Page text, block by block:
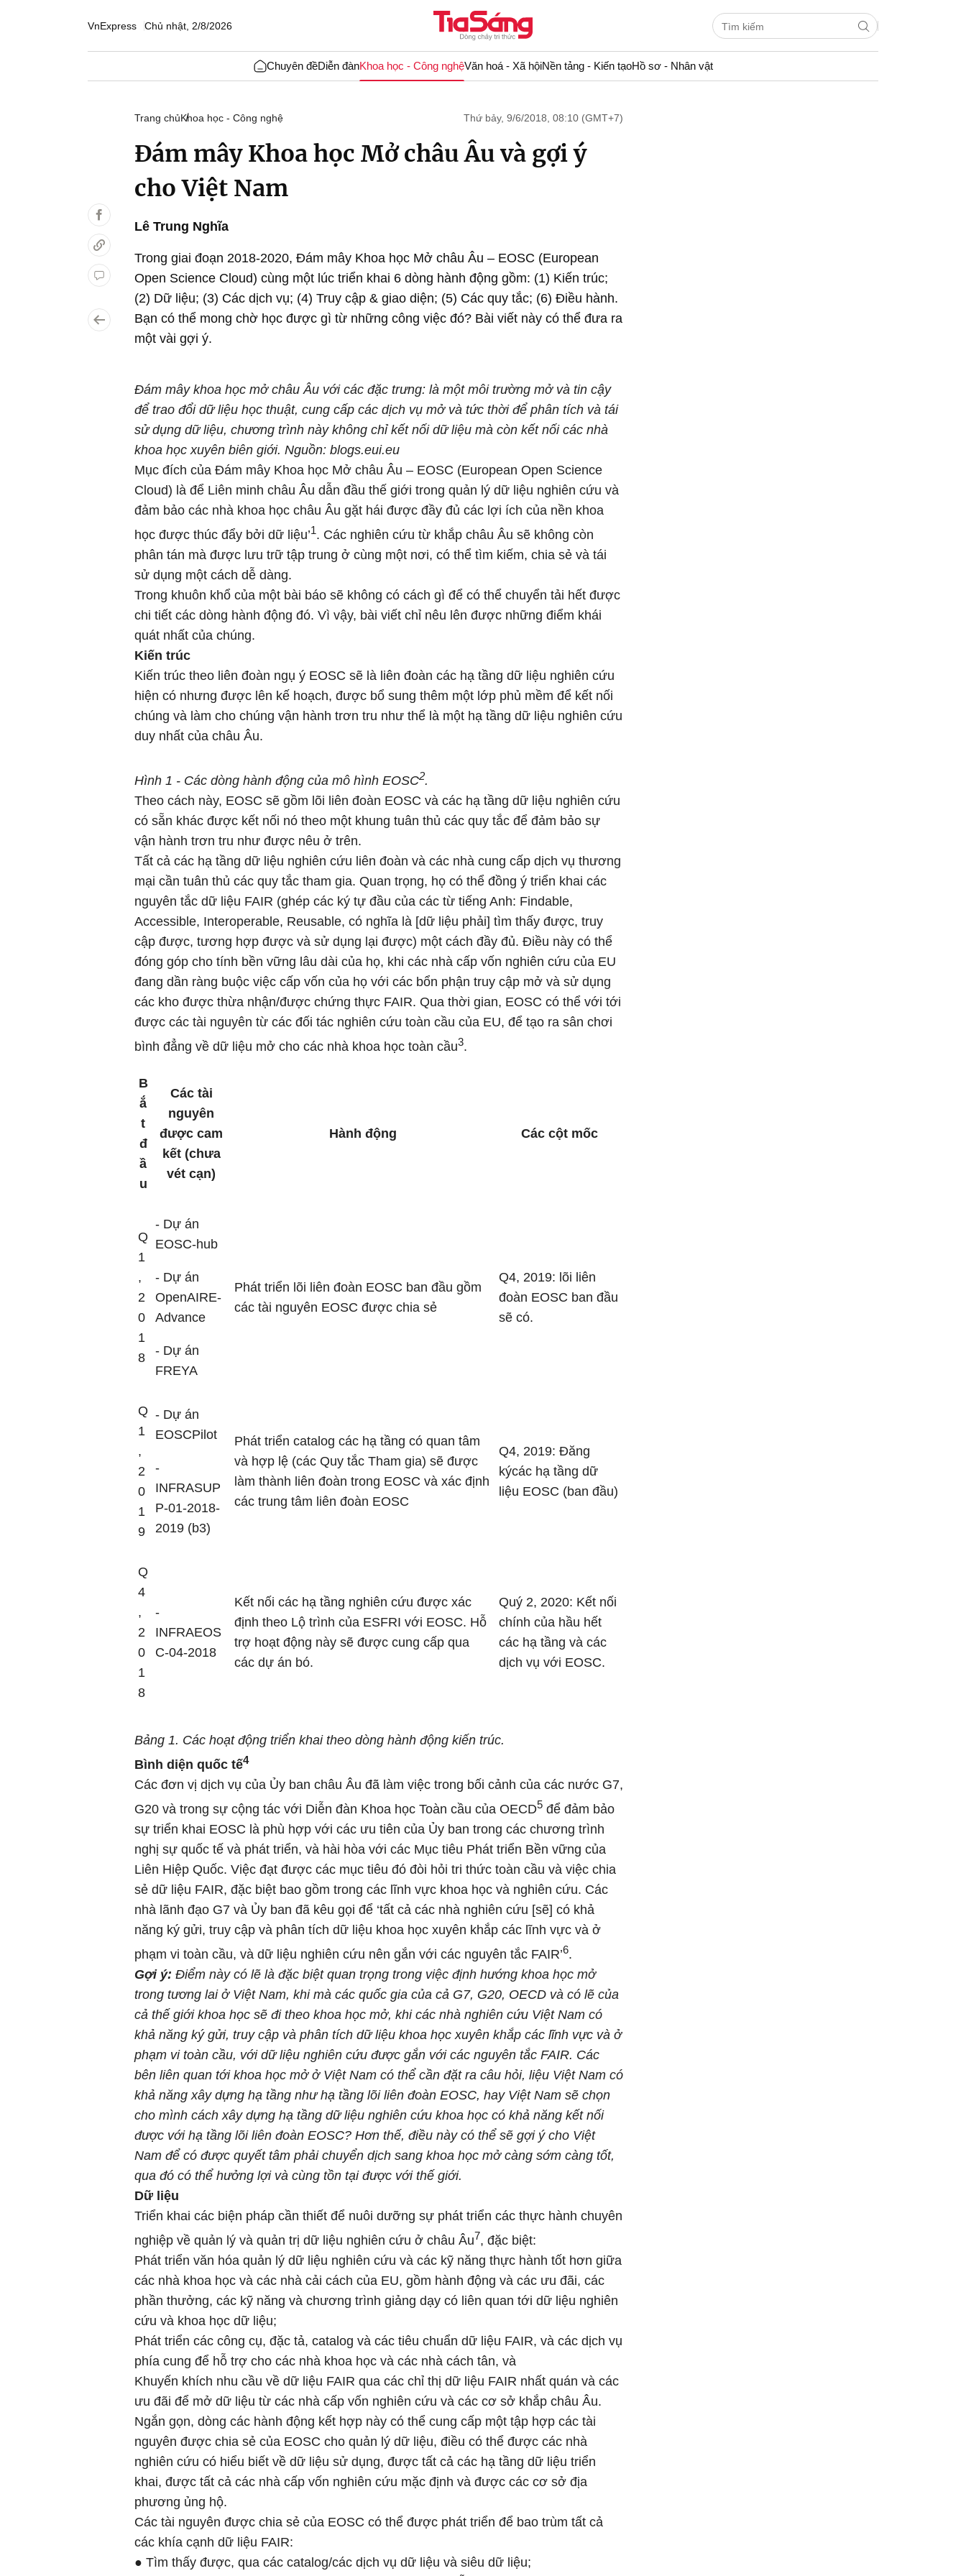
VnExpress Chủ nhật, 2/8/2026
Chuyên đềDiễn đànKhoa học - Công nghệVăn hoá - Xã hộiNền tảng - Kiến tạoHồ sơ - Nhân vật
Trang chủKhoa học - Công nghệ Thứ bảy, 9/6/2018, 08:10 (GMT+7)
Đám mây Khoa học Mở châu Âu và gợi ý
cho Việt Nam
Lê Trung Nghĩa
Trong giai đoạn 2018-2020, Đám mây Khoa học Mở châu Âu – EOSC (European
Open Science Cloud) cùng một lúc triển khai 6 dòng hành động gồm: (1) Kiến trúc;
(2) Dữ liệu; (3) Các dịch vụ; (4) Truy cập & giao diện; (5) Các quy tắc; (6) Điều hành.
Bạn có thể mong chờ học được gì từ những công việc đó? Bài viết này có thể đưa ra
một vài gợi ý.
Đám mây khoa học mở châu Âu với các đặc trưng: là một môi trường mở và tin cậy
để trao đổi dữ liệu học thuật, cung cấp các dịch vụ mở và tức thời để phân tích và tái
sử dụng dữ liệu, chương trình này không chỉ kết nối dữ liệu mà còn kết nối các nhà
khoa học xuyên biên giới. Nguồn: blogs.eui.eu
Mục đích của Đám mây Khoa học Mở châu Âu – EOSC (European Open Science
Cloud) là để Liên minh châu Âu dẫn đầu thế giới trong quản lý dữ liệu nghiên cứu và
đảm bảo các nhà khoa học châu Âu gặt hái được đầy đủ các lợi ích của nền khoa
học được thúc đẩy bởi dữ liệu’1. Các nghiên cứu từ khắp châu Âu sẽ không còn
phân tán mà được lưu trữ tập trung ở cùng một nơi, có thể tìm kiếm, chia sẻ và tái
sử dụng một cách dễ dàng.
Trong khuôn khổ của một bài báo sẽ không có cách gì để có thể chuyển tải hết được
chi tiết các dòng hành động đó. Vì vậy, bài viết chỉ nêu lên được những điểm khái
quát nhất của chúng.
Kiến trúc
Kiến trúc theo liên đoàn ngụ ý EOSC sẽ là liên đoàn các hạ tầng dữ liệu nghiên cứu
hiện có nhưng được lên kế hoạch, được bổ sung thêm một lớp phủ mềm để kết nối
chúng và làm cho chúng vận hành trơn tru như thể là một hạ tầng dữ liệu nghiên cứu
duy nhất của châu Âu.
Hình 1 - Các dòng hành động của mô hình EOSC2.
Theo cách này, EOSC sẽ gồm lõi liên đoàn EOSC và các hạ tầng dữ liệu nghiên cứu
có sẵn khác được kết nối nó theo một khung tuân thủ các quy tắc để đảm bảo sự
vận hành trơn tru như được nêu ở trên.
Tất cả các hạ tầng dữ liệu nghiên cứu liên đoàn và các nhà cung cấp dịch vụ thương
mại cần tuân thủ các quy tắc tham gia. Quan trọng, họ có thể đồng ý triển khai các
nguyên tắc dữ liệu FAIR (ghép các ký tự đầu của các từ tiếng Anh: Findable,
Accessible, Interoperable, Reusable, có nghĩa là [dữ liệu phải] tìm thấy được, truy
cập được, tương hợp được và sử dụng lại được) một cách đầy đủ. Điều này có thể
đóng góp cho tính bền vững lâu dài của họ, khi các nhà cấp vốn nghiên cứu của EU
đang dần ràng buộc việc cấp vốn của họ với các bổn phận truy cập mở và sử dụng
các kho được thừa nhận/được chứng thực FAIR. Qua thời gian, EOSC có thể với tới
được các tài nguyên từ các đối tác nghiên cứu toàn cầu của EU, để tạo ra sân chơi
bình đẳng về dữ liệu mở cho các nhà khoa học toàn cầu3.
B
ắ
t
đ
ầ
u
Các tài
nguyên
được cam
kết (chưa
vét cạn)
Hành động Các cột mốc
Q
1
,
2
0
1
8
- Dự án
EOSC-hub
- Dự án
OpenAIRE-
Advance
- Dự án
FREYA
Phát triển lõi liên đoàn EOSC ban đầu gồm
các tài nguyên EOSC được chia sẻ
Q4, 2019: lõi liên
đoàn EOSC ban đầu
sẽ có.
Q
1
,
2
0
1
9
- Dự án
EOSCPilot
-
INFRASUP
P-01-2018-
2019 (b3)
Phát triển catalog các hạ tầng có quan tâm
và hợp lệ (các Quy tắc Tham gia) sẽ được
làm thành liên đoàn trong EOSC và xác định
các trung tâm liên đoàn EOSC
Q4, 2019: Đăng
kýcác hạ tầng dữ
liệu EOSC (ban đầu)
Q
4
,
2
0
1
8
-
INFRAEOS
C-04-2018
Kết nối các hạ tầng nghiên cứu được xác
định theo Lộ trình của ESFRI với EOSC. Hỗ
trợ hoạt động này sẽ được cung cấp qua
các dự án bó.
Quý 2, 2020: Kết nối
chính của hầu hết
các hạ tầng và các
dịch vụ với EOSC.
Bảng 1. Các hoạt động triển khai theo dòng hành động kiến trúc.
Bình diện quốc tế4
Các đơn vị dịch vụ của Ủy ban châu Âu đã làm việc trong bối cảnh của các nước G7,
G20 và trong sự cộng tác với Diễn đàn Khoa học Toàn cầu của OECD5 để đảm bảo
sự triển khai EOSC là phù hợp với các ưu tiên của Ủy ban trong các chương trình
nghị sự quốc tế và phát triển, và hài hòa với các Mục tiêu Phát triển Bền vững của
Liên Hiệp Quốc. Việc đạt được các mục tiêu đó đòi hỏi tri thức toàn cầu và việc chia
sẻ dữ liệu FAIR, đặc biệt bao gồm trong các lĩnh vực khoa học và nghiên cứu. Các
nhà lãnh đạo G7 và Ủy ban đã kêu gọi để ‘tất cả các nhà nghiên cứu [sẽ] có khả
năng ký gửi, truy cập và phân tích dữ liệu khoa học xuyên khắp các lĩnh vực và ở
phạm vi toàn cầu, và dữ liệu nghiên cứu nên gắn với các nguyên tắc FAIR’6.
Gợi ý: Điểm này có lẽ là đặc biệt quan trọng trong việc định hướng khoa học mở
trong tương lai ở Việt Nam, khi mà các quốc gia của cả G7, G20, OECD và có lẽ của
cả thế giới khoa học sẽ đi theo khoa học mở, khi các nhà nghiên cứu Việt Nam có
khả năng ký gửi, truy cập và phân tích dữ liệu khoa học xuyên khắp các lĩnh vực và ở
phạm vi toàn cầu, với dữ liệu nghiên cứu được gắn với các nguyên tắc FAIR. Các
bên liên quan tới khoa học mở ở Việt Nam có thể cần đặt ra câu hỏi, liệu Việt Nam có
khả năng xây dựng hạ tầng như hạ tầng lõi liên đoàn EOSC, hay Việt Nam sẽ chọn
cho mình cách xây dựng hạ tầng dữ liệu nghiên cứu khoa học có khả năng kết nối
được với hạ tầng lõi liên đoàn EOSC? Hơn thế, điều này có thể sẽ gợi ý cho Việt
Nam để có được quyết tâm phải chuyển dịch sang khoa học mở càng sớm càng tốt,
qua đó có thể hưởng lợi và cùng tồn tại được với thế giới.
Dữ liệu
Triển khai các biện pháp cần thiết để nuôi dưỡng sự phát triển các thực hành chuyên
nghiệp về quản lý và quản trị dữ liệu nghiên cứu ở châu Âu7, đặc biệt:
Phát triển văn hóa quản lý dữ liệu nghiên cứu và các kỹ năng thực hành tốt hơn giữa
các nhà khoa học và các nhà cải cách của EU, gồm hành động và các ưu đãi, các
phần thưởng, các kỹ năng và chương trình giảng dạy có liên quan tới dữ liệu nghiên
cứu và khoa học dữ liệu;
Phát triển các công cụ, đặc tả, catalog và các tiêu chuẩn dữ liệu FAIR, và các dịch vụ
phía cung để hỗ trợ cho các nhà khoa học và các nhà cách tân, và
Khuyến khích nhu cầu về dữ liệu FAIR qua các chỉ thị dữ liệu FAIR nhất quán và các
ưu đãi để mở dữ liệu từ các nhà cấp vốn nghiên cứu và các cơ sở khắp châu Âu.
Ngắn gọn, dòng các hành động kết hợp này có thể cung cấp một tập hợp các tài
nguyên được chia sẻ của EOSC cho quản lý dữ liệu, điều có thể được các nhà
nghiên cứu có hiểu biết về dữ liệu sử dụng, được tất cả các hạ tầng dữ liệu triển
khai, được tất cả các nhà cấp vốn nghiên cứu mặc định và được các cơ sở địa
phương ủng hộ.
Các tài nguyên được chia sẻ của EOSC có thể được phát triển để bao trùm tất cả
các khía cạnh dữ liệu FAIR:
● Tìm thấy được, qua các catalog/các dịch vụ dữ liệu và siêu dữ liệu;